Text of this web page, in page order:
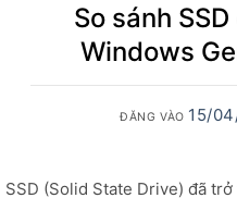
So sánh
Windows
ĐĂNG VÀO 15/
SSD (Solid State Drive) đã